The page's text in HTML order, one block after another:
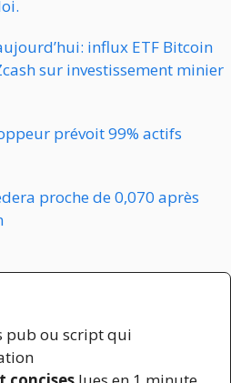
influx ETF Bitcoin
sur investissement minier
prévoit 99% actifs
proche de 0,070 après
pub ou script qui